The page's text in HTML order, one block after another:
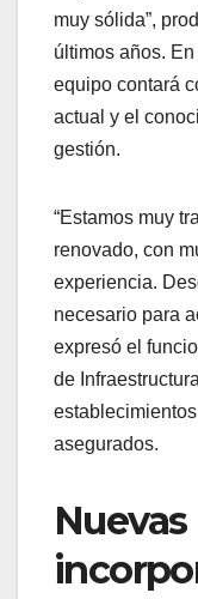
muy sólida”,
últimos años.
equipo contará
actual y el
gestión.
“Estamos muy
renovado, con
experiencia.
necesario para
expresó el
de
asegurados.
Nuevas